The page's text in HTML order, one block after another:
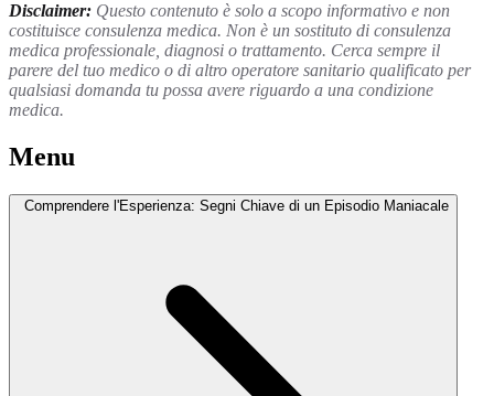
Disclaimer: Questo contenuto è solo a scopo informativo e non
costituisce consulenza medica. Non è un sostituto di consulenza
medica professionale, diagnosi o trattamento. Cerca sempre il
parere del tuo medico o di altro operatore sanitario qualificato per
qualsiasi domanda tu possa avere riguardo a una condizione
medica.
Menu
Comprendere l'Esperienza: Segni Chiave di un Episodio Maniacale